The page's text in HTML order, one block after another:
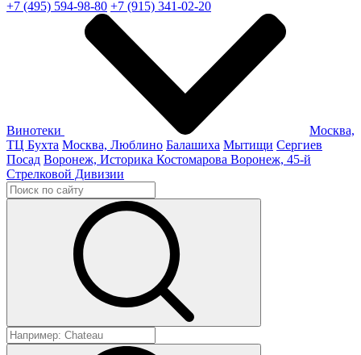
+7 (495) 594-98-80 +7 (915) 341-02-20
Винотеки
Москва,
ТЦ Бухта Москва, Люблино Балашиха Мытищи Сергиев
Посад Воронеж, Историка Костомарова Воронеж, 45-й
Стрелковой Дивизии